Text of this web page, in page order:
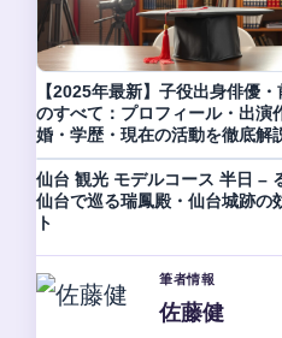
【2025年最新】子役出身俳優
のすべて：プロフィール・出演
婚・学歴・現在の活動を徹底解
仙台 観光 モデルコース 半日 –
仙台で巡る瑞鳳殿・仙台城跡の
ト
筆者情報
佐藤健